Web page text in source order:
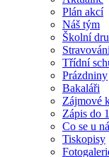
Plán akcí
Náš tým
Školní
Třídní
Prázdniny
Bakaláři
Zájmové
Zápis do
Co se u
Tiskopisy